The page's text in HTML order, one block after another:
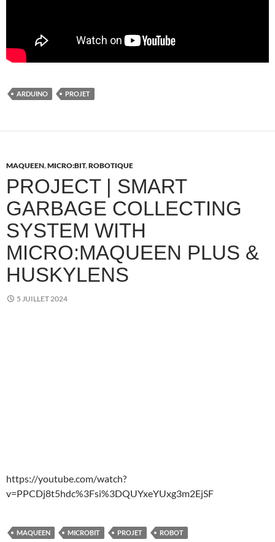
ARDUINO PROJET
MAQUEEN,MICRO:BIT,ROBOTIQUE
PROJECT | SMART
GARBAGE COLLECTING
SYSTEM WITH
MICRO:MAQUEEN PLUS &
HUSKYLENS
5 JUILLET 2024
https://youtube.com/watch?
v=PPCDj8t5hdc%3Fsi%3DQUYxeYUxg3m2EjSF
MAQUEEN MICROBIT PROJET ROBOT